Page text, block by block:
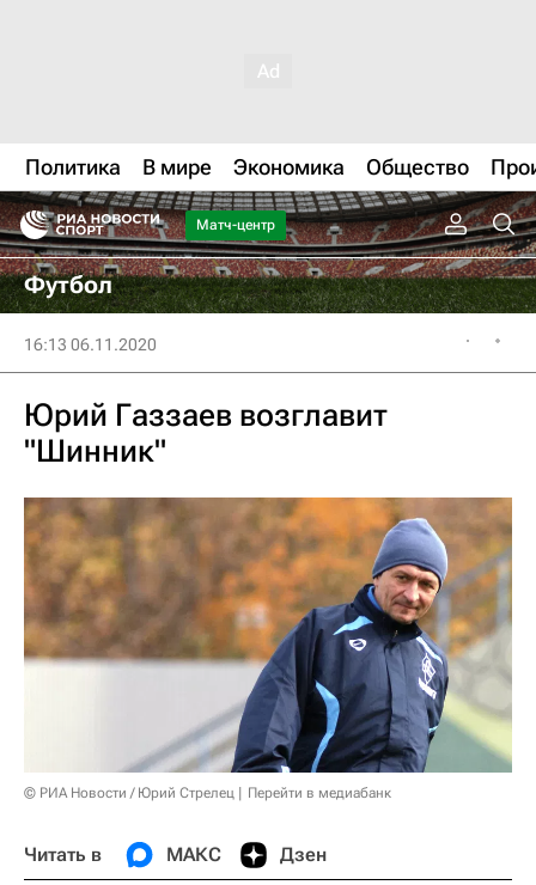
Политика В мире Экономика Общество
Матч-центр
Футбол
16:13 06.11.2020
Юрий Газзаев возглавит
"Шинник"
© РИА Новости / Юрий Стрелец Перейти в медиабанк
Читать в МАКС Дзен